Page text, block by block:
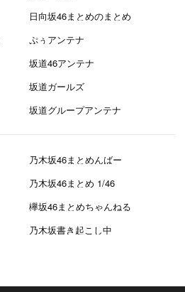
日向坂46まとめのまとめ
ぷぅアンテナ
坂道46アンテナ
坂道ガールズ
坂道グループアンテナ
乃木坂46まとめんばー
乃木坂46まとめ 1/46
欅坂46まとめちゃんねる
乃木坂書き起こし中